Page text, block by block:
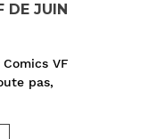
DE JUIN
VF
pas,